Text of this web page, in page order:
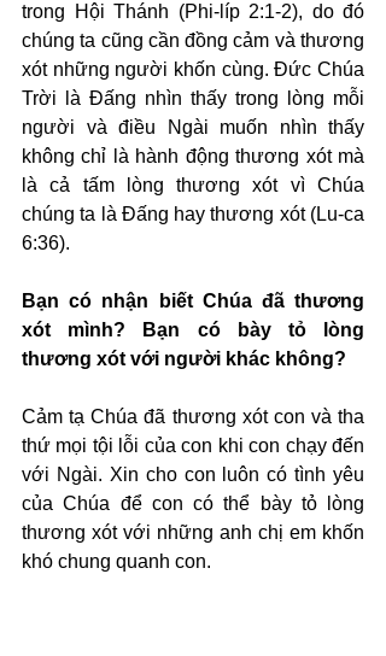
trong Hội Thánh (Phi-líp 2:1-2), do đó
chúng ta cũng cần đồng cảm và thương
xót những người khốn cùng. Đức Chúa
Trời là Đấng nhìn thấy trong lòng mỗi
người và điều Ngài muốn nhìn thấy
không chỉ là hành động thương xót mà
là cả tấm lòng thương xót vì Chúa
chúng ta là Đấng hay thương xót (Lu-ca
6:36).
Bạn có nhận biết Chúa đã thương
xót mình? Bạn có bày tỏ lòng
thương xót với người khác không?
Cảm tạ Chúa đã thương xót con và tha
thứ mọi tội lỗi của con khi con chạy đến
với Ngài. Xin cho con luôn có tình yêu
của Chúa để con có thể bày tỏ lòng
thương xót với những anh chị em khốn
khó chung quanh con.